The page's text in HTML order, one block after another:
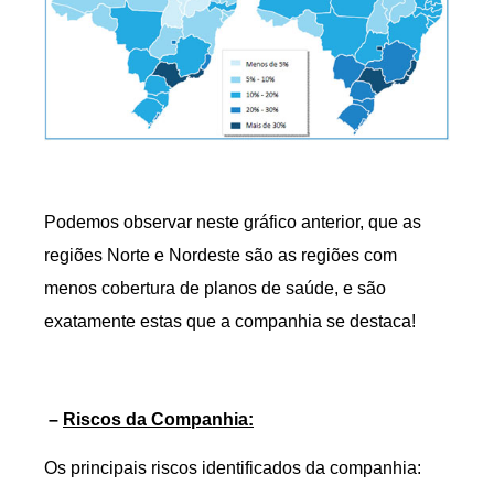
Podemos observar neste gráfico anterior, que as
regiões Norte e Nordeste são as regiões com
menos cobertura de planos de saúde, e são
exatamente estas que a companhia se destaca!
– Riscos da Companhia:
Os principais riscos identificados da companhia: